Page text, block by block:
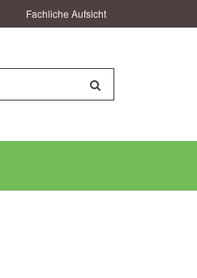
Fachliche Aufsicht